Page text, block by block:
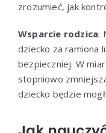
zrozumieć, jak
Wsparcie rodzica:
dziecko za ramiona
bezpieczniej. W
stopniowo
dziecko będzie